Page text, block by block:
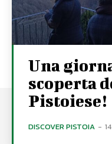
Una
scoperta
Pistoiese!
DISCOVER PISTOIA -